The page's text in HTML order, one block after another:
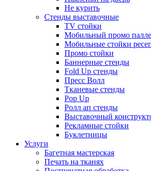
Не курить
Стенды выставочные
TV стойки
Мобильный промо
Мобильные стойки
Промо стойки
Баннерные стенды
Fold Up стенды
Пресс Волл
Тканевые стенды
Pop Up
Ролл ап стенды
Выставочный
Рекламные стойки
Буклетницы
Услуги
Багетная мастерская
Печать на тканях